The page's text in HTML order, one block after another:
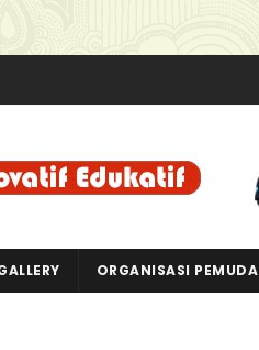
ORGANISASI PEMUDA